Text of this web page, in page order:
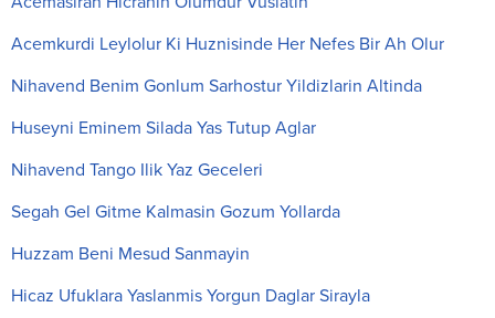
Acemkurdi Leylolur Ki Huznisinde Her Nefes Bir Ah Olur
Nihavend Benim Gonlum Sarhostur Yildizlarin Altinda
Huseyni Eminem Silada Yas Tutup Aglar
Nihavend Tango Ilik Yaz Geceleri
Segah Gel Gitme Kalmasin Gozum Yollarda
Huzzam Beni Mesud Sanmayin
Hicaz Ufuklara Yaslanmis Yorgun Daglar Sirayla